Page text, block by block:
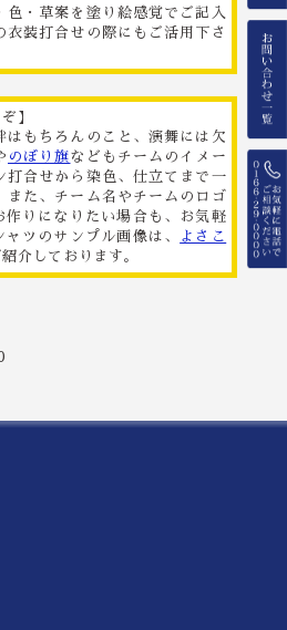
色・草案を塗り絵感覚でご記入
衣装打合せの際にもご活用下さ
】
はもちろんのこと、演舞には欠
のぼり旗などもチームのイメー
打合せから染色、仕立てまで一
また、チーム名やチームのロゴ
りになりたい場合も、お気軽
ツのサンプル画像は、
よさこ
介しております。